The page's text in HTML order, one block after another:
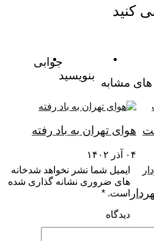
کنید
های مشابه
هوای تهران به باد رفته
۰۴ آذر ۱۴۰۲
جوابی
بنویسید
ایمیل شما نشر نخواهد شدخانه
های ضروری نشانه گذاری شده
است. *
دیدگاه